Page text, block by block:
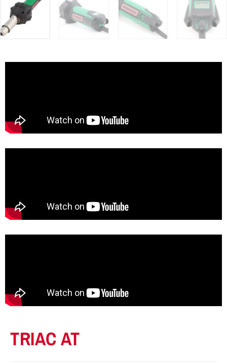
TRIAC AT